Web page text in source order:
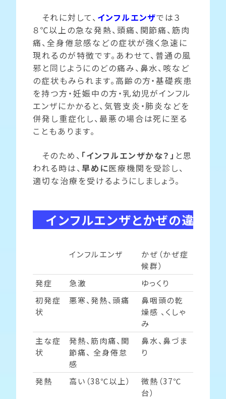
それに対して、 インフルエンザでは３
８℃以上の急な発熱、頭痛、関節痛、筋肉
痛、全身倦怠感などの症状が強く急速に
現れるのが特徴です。あわせて、普通の風
邪と同じようにのどの痛み、鼻水、咳など
の症状もみられます。高齢の方・基礎疾患
を持つ方・妊娠中の方・乳幼児がインフル
エンザにかかると、気管支炎・肺炎などを
併発し重症化し、最悪の場合は死に至る
こともあります。
そのため、 「インフルエンザかな？」 と思
われる時は、 早めに医療機関を受診し、
適切な治療を受けるようにしましょう。
インフルエンザとかぜの違い
インフルエンザ
かぜ（かぜ症
候群）
発症
急激
ゆっくり
初発症
状
悪寒、発熱、頭痛
鼻咽頭の乾
燥感 、くしゃ
み
主な症
状
発熱、筋肉痛、関
節痛、 全身倦怠
感
鼻水、鼻づま
り
発熱 高い（38℃以上）
微熱（37℃
台）